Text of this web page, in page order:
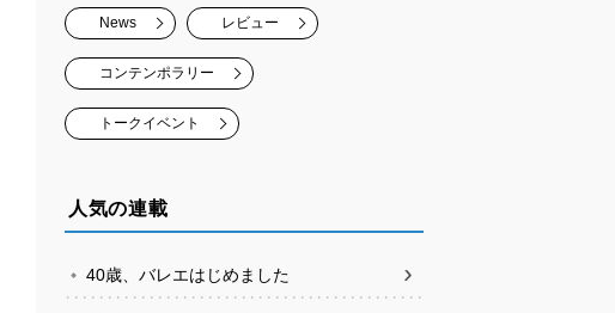
News レビュー
コンテンポラリー
トークイベント
人気の連載
40歳、バレエはじめました